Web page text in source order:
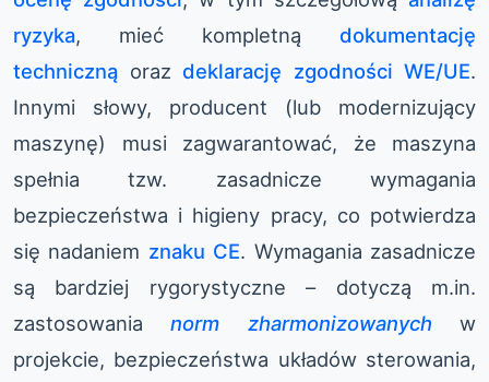
ryzyka, mieć kompletną dokumentację
techniczną oraz deklarację zgodności WE/UE.
Innymi słowy, producent (lub modernizujący
maszynę) musi zagwarantować, że maszyna
spełnia tzw. zasadnicze wymagania
bezpieczeństwa i higieny pracy, co potwierdza
się nadaniem znaku CE. Wymagania zasadnicze
są bardziej rygorystyczne – dotyczą m.in.
zastosowanianorm zharmonizowanych w
projekcie, bezpieczeństwa układów sterowania,